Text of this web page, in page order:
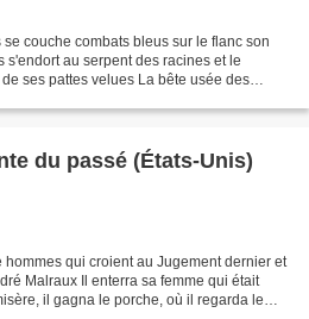
couche combats bleus sur le flanc son
au serpent des racines et le
ses pattes velues La bête usée des
du passé (États-Unis)
qui croient au Jugement dernier et
Malraux Il enterra sa femme qui était
il gagna le porche, où il regarda le